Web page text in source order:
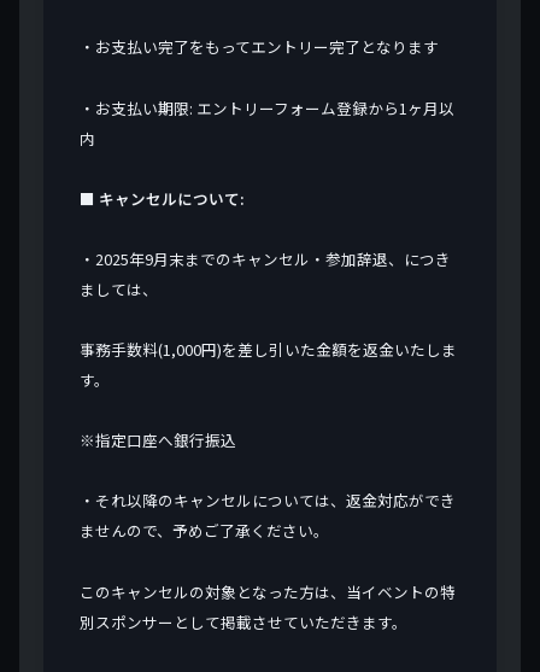
・お支払い完了をもってエントリー完了となります
・お支払い期限: エントリーフォーム登録から1ヶ月以
内
■ キャンセルについて:
・2025年9月末までのキャンセル・参加辞退、につき
ましては、
事務手数料(1,000円)を差し引いた金額を返金いたしま
す。
※指定口座へ銀行振込
・それ以降のキャンセルについては、返金対応ができ
ませんので、予めご了承ください。
このキャンセルの対象となった方は、当イベントの特
別スポンサーとして掲載させていただきます。